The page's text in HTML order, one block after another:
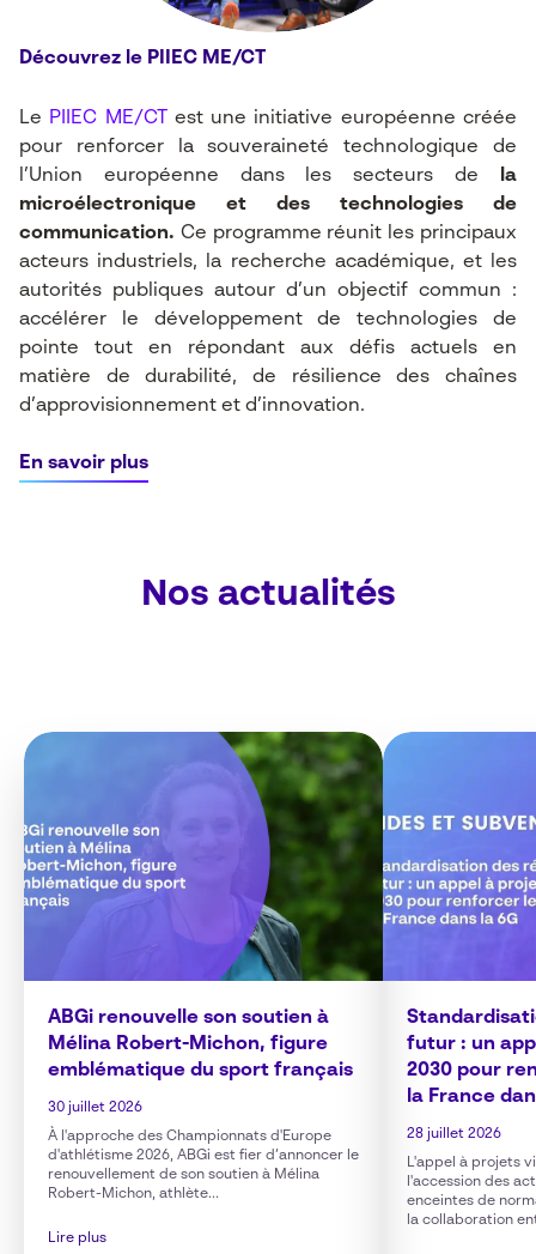
Découvrez le PIIEC ME/CT
Le PIIEC ME/CT est une initiative européenne créée
pour renforcer la souveraineté technologique de
l’Union européenne dans les secteurs de
la
microélectronique et des technologies de
communication. Ce programme réunit les principaux
acteurs industriels, la recherche académique, et les
autorités publiques autour d’un objectif commun :
accélérer le développement de technologies de
pointe tout en répondant aux défis actuels en
matière de durabilité, de résilience des chaînes
d’approvisionnement et d’innovation.
En savoir plus
Nos actualités
ABGi renouvelle son soutien à
Mélina Robert-Michon, figure
emblématique du sport français
30 juillet 2026
À l'approche des Championnats d'Europe
d'athlétisme 2026, ABGi est fier d’annoncer le
renouvellement de son soutien à Mélina
Robert-Michon, athlète...
Lire plus
futur : un
2030 pour
la France
28 juillet 2026
L'appel à projets
l'accession des
enceintes de
la collaboration